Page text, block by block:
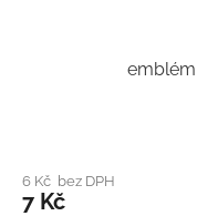
6 Kč bez DPH
7 Kč